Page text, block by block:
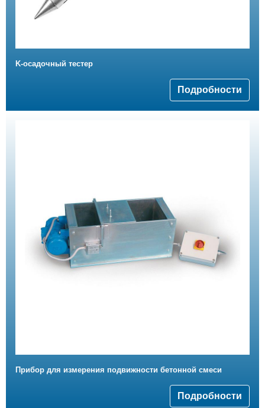
K-осадочный тестер
Подробности
Прибор для измерения подвижности бетонной смеси
Подробности